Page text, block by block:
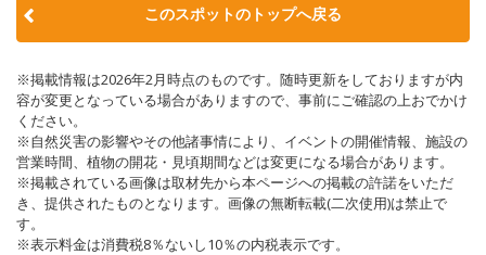
このスポットのトップへ戻る
※掲載情報は2026年2月時点のものです。随時更新をしておりますが内
容が変更となっている場合がありますので、事前にご確認の上おでかけ
ください。
※自然災害の影響やその他諸事情により、イベントの開催情報、施設の
営業時間、植物の開花・見頃期間などは変更になる場合があります。
※掲載されている画像は取材先から本ページへの掲載の許諾をいただ
き、提供されたものとなります。画像の無断転載(二次使用)は禁止で
す。
※表示料金は消費税8％ないし10％の内税表示です。